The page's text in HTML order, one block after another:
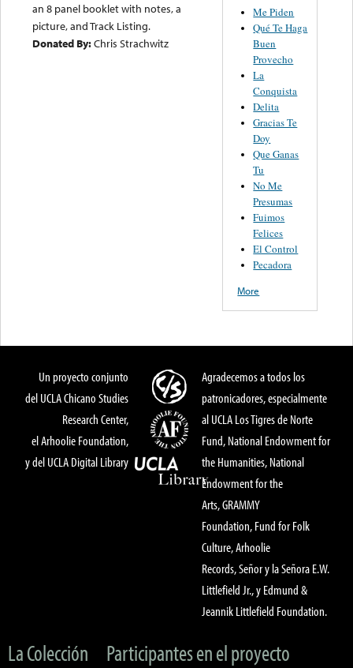
an 8 panel booklet with notes, a
picture, and Track Listing.
Donated By:Chris Strachwitz
Me Piden
Qué Te Haga
Buen
Provecho
La
Conquista
Delita
Gracias Te
Doy
Que Ganas
Tu
No Me
Presumas
Fuimos
Felices
El Control
Pecadora
More
Un proyecto conjunto
del UCLA Chicano Studies
Research Center,
el Arhoolie Foundation,
y del UCLA Digital Library
Agradecemos a todos los
patronicadores, especialmente
al UCLA Los Tigres de Norte
Fund, National Endowment for
the Humanities, National
Endowment for the
Arts, GRAMMY
Foundation, Fund for Folk
Culture, Arhoolie
Records, Señor y la Señora E.W.
Littlefield Jr., y Edmund &
Jeannik Littlefield Foundation.
La Colección
Participantes en el proyecto